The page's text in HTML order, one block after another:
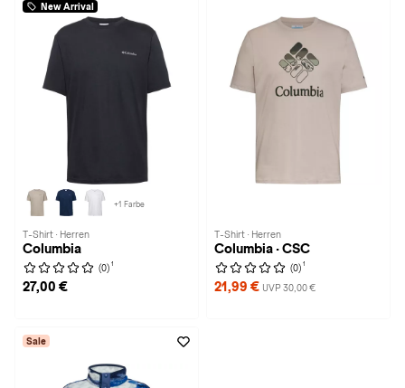
New Arrival
+1 Farbe
T-Shirt · Herren
Columbia
(0) 1
27,00 €
T-Shirt · Herren
Columbia · CSC
(0) 1
21,99 € UVP 30,00 €
Sale